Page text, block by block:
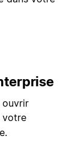
ouvrir
votre